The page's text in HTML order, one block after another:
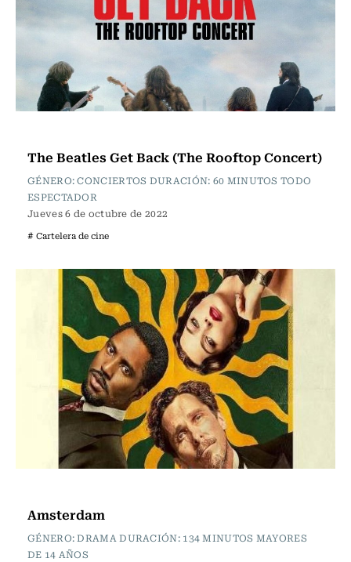
The Beatles Get Back (The Rooftop Concert)
GÉNERO: CONCIERTOS DURACIÓN: 60 MINUTOS TODO
ESPECTADOR
Jueves 6 de octubre de 2022
# Cartelera de cine
Amsterdam
GÉNERO: DRAMA DURACIÓN: 134 MINUTOS MAYORES
DE 14 AÑOS